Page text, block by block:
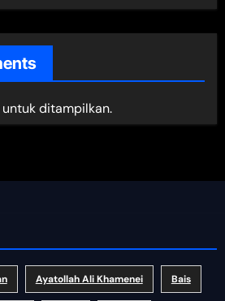
ditampilkan.
Ayatollah Ali Khamenei Bais